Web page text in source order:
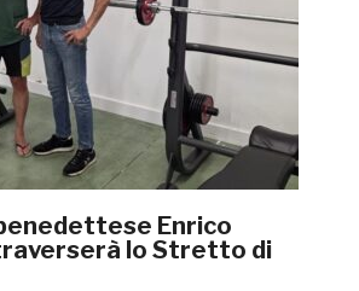
Enrico
lo Stretto di